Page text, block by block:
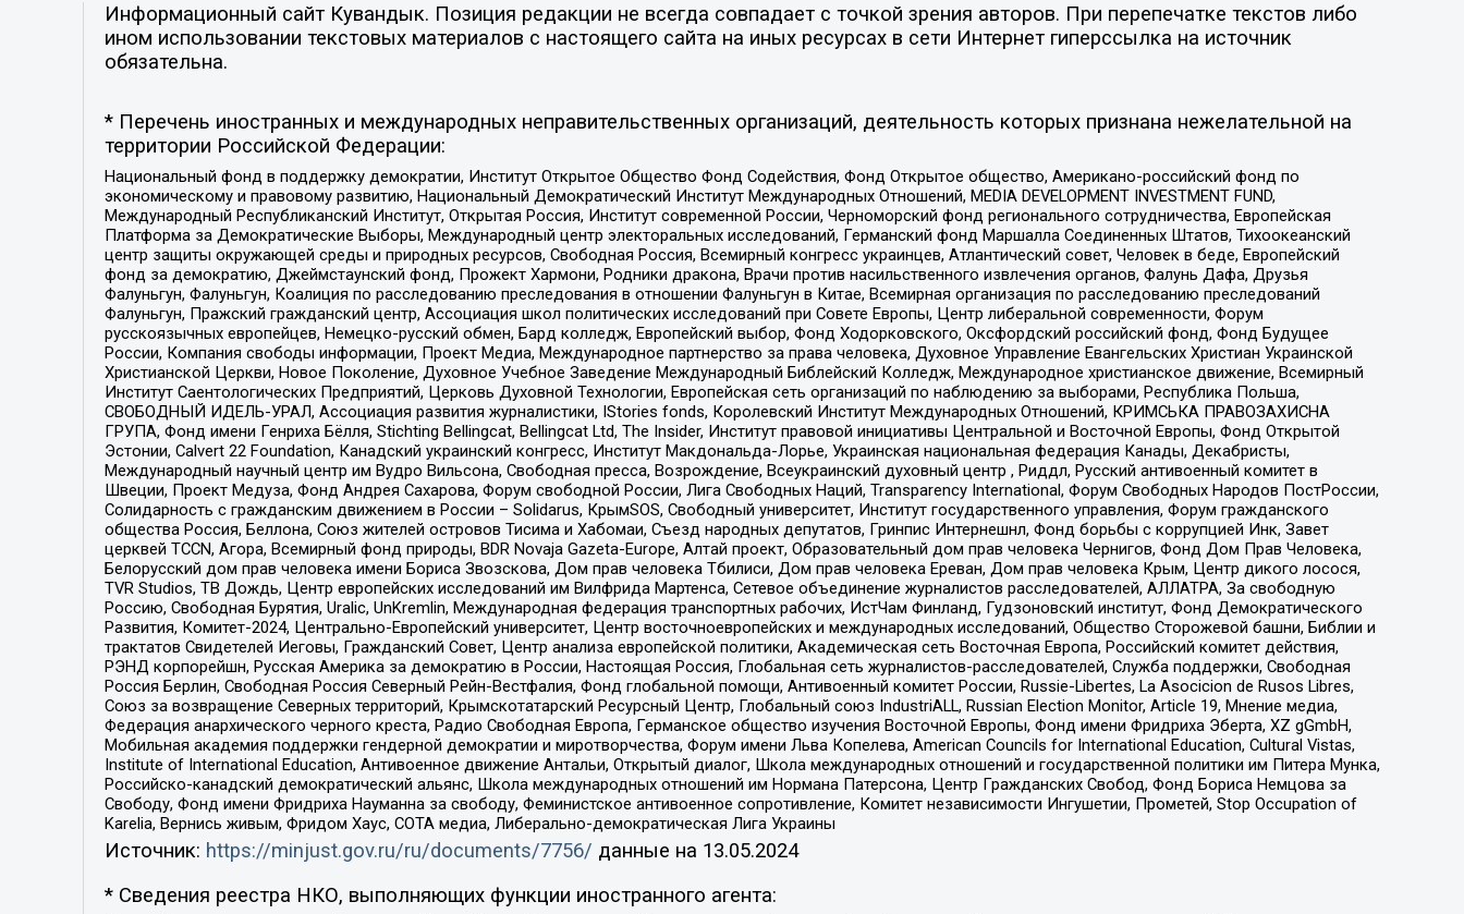
Информационный сайт Кувандык. Позиция редакции не всегда совпадает с точкой зрения авторов. При перепечатке текстов либо
ином использовании текстовых материалов с настоящего сайта на иных ресурсах в сети Интернет гиперссылка на источник
обязательна.
* Перечень иностранных и международных неправительственных организаций, деятельность которых признана нежелательной на
территории Российской Федерации:
Национальный фонд в поддержку демократии, Институт Открытое Общество Фонд Содействия, Фонд Открытое общество, Американо-российский фонд по
экономическому и правовому развитию, Национальный Демократический Институт Международных Отношений, MEDIA DEVELOPMENT INVESTMENT FUND,
Международный Республиканский Институт, Открытая Россия, Институт современной России, Черноморский фонд регионального сотрудничества, Европейская
Платформа за Демократические Выборы, Международный центр электоральных исследований, Германский фонд Маршалла Соединенных Штатов, Тихоокеанский
центр защиты окружающей среды и природных ресурсов, Свободная Россия, Всемирный конгресс украинцев, Атлантический совет, Человек в беде, Европейский
фонд за демократию, Джеймстаунский фонд, Прожект Хармони, Родники дракона, Врачи против насильственного извлечения органов, Фалунь Дафа, Друзья
Фалуньгун, Фалуньгун, Коалиция по расследованию преследования в отношении Фалуньгун в Китае, Всемирная организация по расследованию преследований
Фалуньгун, Пражский гражданский центр, Ассоциация школ политических исследований при Совете Европы, Центр либеральной современности, Форум
русскоязычных европейцев, Немецко-русский обмен, Бард колледж, Европейский выбор, Фонд Ходорковского, Оксфордский российский фонд, Фонд Будущее
России, Компания свободы информации, Проект Медиа, Международное партнерство за права человека, Духовное Управление Евангельских Христиан Украинской
Христианской Церкви, Новое Поколение, Духовное Учебное Заведение Международный Библейский Колледж, Международное христианское движение, Всемирный
Институт Саентологических Предприятий, Церковь Духовной Технологии, Европейская сеть организаций по наблюдению за выборами, Республика Польша,
СВОБОДНЫЙ ИДЕЛЬ-УРАЛ, Ассоциация развития журналистики, IStories fonds, Королевский Институт Международных Отношений, КРИМСЬКА ПРАВОЗАХИСНА
ГРУПА, Фонд имени Генриха Бёлля, Stichting Bellingcat, Bellingcat Ltd, The Insider, Институт правовой инициативы Центральной и Восточной Европы, Фонд Открытой
Эстонии, Calvert 22 Foundation, Канадский украинский конгресс, Институт Макдональда-Лорье, Украинская национальная федерация Канады, Декабристы,
Международный научный центр им Вудро Вильсона, Свободная пресса, Возрождение, Всеукраинский духовный центр , Риддл, Русский антивоенный комитет в
Швеции, Проект Медуза, Фонд Андрея Сахарова, Форум свободной России, Лига Свободных Наций, Transparеncy International, Форум Свободных Народов ПостРоссии,
Солидарность с гражданским движением в России – Solidarus, КрымSOS, Свободный университет, Институт государственного управления, Форум гражданского
общества Россия, Беллона, Союз жителей островов Тисима и Хабомаи, Съезд народных депутатов, Гринпис Интернешнл, Фонд борьбы с коррупцией Инк, Завет
церквей TCCN, Агора, Всемирный фонд природы, BDR Novaja Gazeta-Europe, Алтай проект, Образовательный дом прав человека Чернигов, Фонд Дом Прав Человека,
Белорусский дом прав человека имени Бориса Звозскова, Дом прав человека Тбилиси, Дом прав человека Ереван, Дом прав человека Крым, Центр дикого лосося,
TVR Studios, ТВ Дождь, Центр европейских исследований им Вилфрида Мартенса, Сетевое объединение журналистов расследователей, АЛЛАТРА, За свободную
Россию, Свободная Бурятия, Uralic, UnKremlin, Международная федерация транспортных рабочих, ИстЧам Финланд, Гудзоновский институт, Фонд Демократического
Развития, Комитет-2024, Центрально-Европейский университет, Центр восточноевропейских и международных исследований, Общество Сторожевой башни, Библии и
трактатов Свидетелей Иеговы, Гражданский Совет, Центр анализа европейской политики, Академическая сеть Восточная Европа, Российский комитет действия,
РЭНД корпорейшн, Русская Америка за демократию в России, Настоящая Россия, Глобальная сеть журналистов-расследователей, Служба поддержки, Свободная
Россия Берлин, Свободная Россия Северный Рейн-Вестфалия, Фонд глобальной помощи, Антивоенный комитет России, Russie-Libertes, La Asocicion de Rusos Libres,
Союз за возвращение Северных территорий, Крымскотатарский Ресурсный Центр, Глобальный союз IndustriALL, Russian Election Monitor, Article 19, Мнение медиа,
Федерация анархического черного креста, Радио Свободная Европа, Германское общество изучения Восточной Европы, Фонд имени Фридриха Эберта, XZ gGmbH,
Мобильная академия поддержки гендерной демократии и миротворчества, Форум имени Льва Копелева, American Councils for International Education, Cultural Vistas,
Institute of International Education, Антивоенное движение Антальи, Открытый диалог, Школа международных отношений и государственной политики им Питера Мунка,
Российско-канадский демократический альянс, Школа международных отношений им Нормана Патерсона, Центр Гражданских Свобод, Фонд Бориса Немцова за
Свободу, Фонд имени Фридриха Науманна за свободу, Феминистское антивоенное сопротивление, Комитет независимости Ингушетии, Прометей, Stop Occupation of
Karelia, Вернись живым, Фридом Хаус, СОТА медиа, Либерально-демократическая Лига Украины
Источник: https://minjust.gov.ru/ru/documents/7756/ данные на 13.05.2024
* Сведения реестра НКО, выполняющих функции иностранного агента: